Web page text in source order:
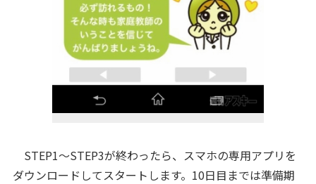
STEP1～STEP3が終わったら、スマホの専用アプリを
ダウンロードしてスタートします。10日目までは準備期